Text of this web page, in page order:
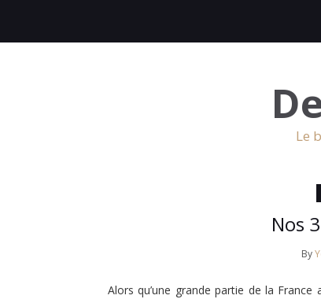
Le
Nos
By
Alors qu’une grande partie de la